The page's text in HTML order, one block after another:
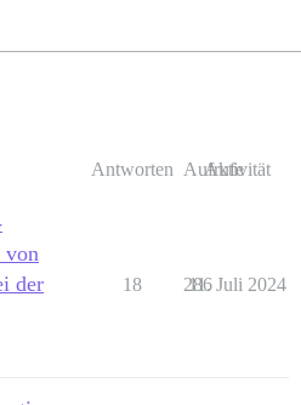
Antworten Aufrufe
Aktivität
von
der
18 286
11. Juli 2024